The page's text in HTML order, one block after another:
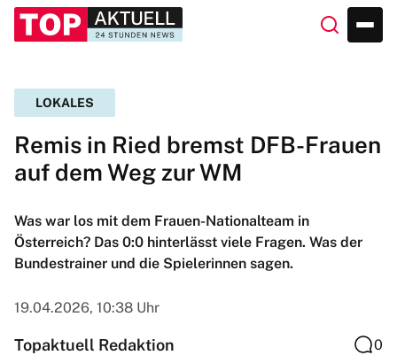
LOKALES
Remis in Ried bremst DFB-Frauen
auf dem Weg zur WM
Was war los mit dem Frauen-Nationalteam in
Österreich? Das 0:0 hinterlässt viele Fragen. Was der
Bundestrainer und die Spielerinnen sagen.
19.04.2026, 10:38 Uhr
Topaktuell Redaktion 0